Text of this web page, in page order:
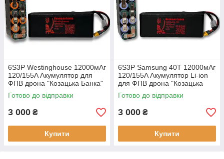
6S3P Westinghouse 12000мАг
120/155A Акумулятор для
ФПВ дрона "Козацька Банка"
Готово до відправки
3 000 ₴
Купити
6S3P Samsung 40T 12000мАг
120/155A Акумулятор Li-ion
для ФПВ дрона "Козацька
Банка"
Готово до відправки
3 000 ₴
Купити